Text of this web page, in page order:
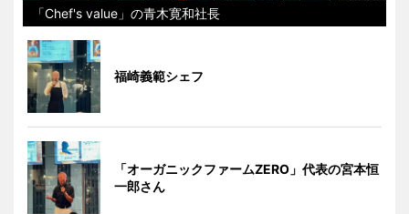
「Chef's value」の青木寛和社長
福崎義範シェフ
「オーガニックファームZERO」代表の宮本恒
一郎さん